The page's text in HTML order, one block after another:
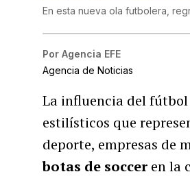
En esta nueva ola futbolera,
Por Agencia EFE
Agencia de Noticias
La influencia del fútbol
estilísticos que
deporte, empresas de
botas de soccer en la